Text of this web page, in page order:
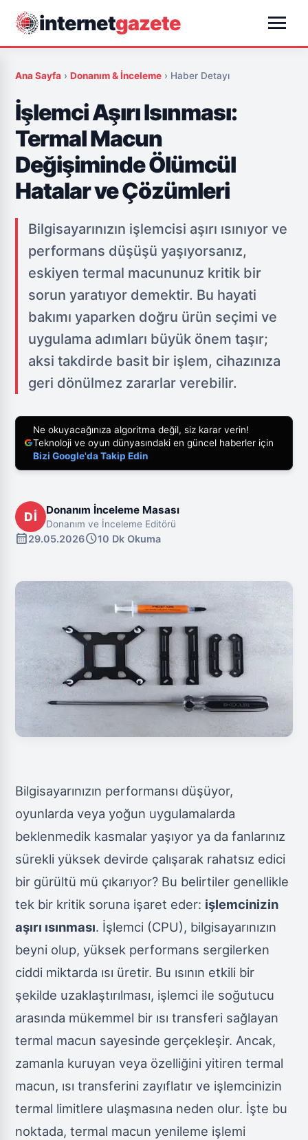
internetgazete menu
Ana Sayfa ›Donanım & İnceleme › Haber Detayı
İşlemci Aşırı Isınması:
Termal Macun
Değişiminde Ölümcül
Hatalar ve Çözümleri
Bilgisayarınızın işlemcisi aşırı ısınıyor ve
performans düşüşü yaşıyorsanız,
eskiyen termal macununuz kritik bir
sorun yaratıyor demektir. Bu hayati
bakımı yaparken doğru ürün seçimi ve
uygulama adımları büyük önem taşır;
aksi takdirde basit bir işlem, cihazınıza
geri dönülmez zararlar verebilir.
Ne okuyacağınıza algoritma değil, siz karar verin!
Teknoloji ve oyun dünyasındaki en güncel haberler için
Bizi Google'da Takip Edin
Dİ Donanım İnceleme Masası
Donanım ve İnceleme Editörü
calendar_month29.05.2026schedule10 Dk Okuma
Bilgisayarınızın performansı düşüyor,
oyunlarda veya yoğun uygulamalarda
beklenmedik kasmalar yaşıyor ya da fanlarınız
sürekli yüksek devirde çalışarak rahatsız edici
bir gürültü mü çıkarıyor? Bu belirtiler genellikle
tek bir kritik soruna işaret eder: işlemcinizin
aşırı ısınması. İşlemci (CPU), bilgisayarınızın
beyni olup, yüksek performans sergilerken
ciddi miktarda ısı üretir. Bu ısının etkili bir
şekilde uzaklaştırılması, işlemci ile soğutucu
arasında mükemmel bir ısı transferi sağlayan
termal macun sayesinde gerçekleşir. Ancak,
zamanla kuruyan veya özelliğini yitiren termal
macun, ısı transferini zayıflatır ve işlemcinizin
termal limitlere ulaşmasına neden olur. İşte bu
noktada, termal macun yenileme işlemi